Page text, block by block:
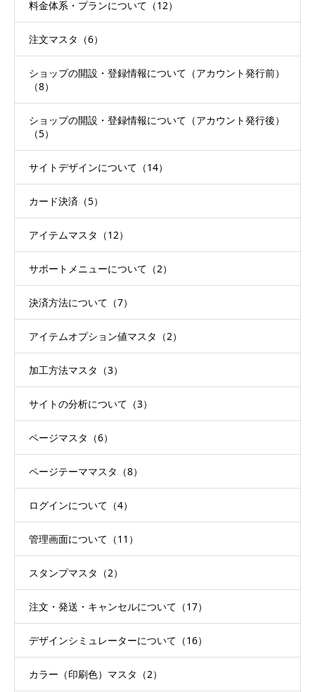
料金体系・プランについて（12）
注文マスタ（6）
ショップの開設・登録情報について（アカウント発行前）
（8）
ショップの開設・登録情報について（アカウント発行後）
（5）
サイトデザインについて（14）
カード決済（5）
アイテムマスタ（12）
サポートメニューについて（2）
決済方法について（7）
アイテムオプション値マスタ（2）
加工方法マスタ（3）
サイトの分析について（3）
ページマスタ（6）
ページテーママスタ（8）
ログインについて（4）
管理画面について（11）
スタンプマスタ（2）
注文・発送・キャンセルについて（17）
デザインシミュレーターについて（16）
カラー（印刷色）マスタ（2）